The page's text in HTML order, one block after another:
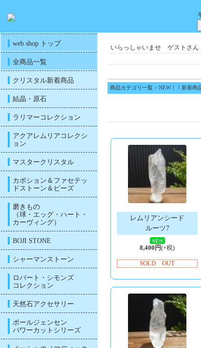
web shop トップ
全商品一覧
クリスタル新着商品
結晶・原石
ラリマーコレクション
アクアレムリアコレクシ
ョン
マスタークリスタル
カボション＆ファセテッ
ドストーン＆ビーズ
磨きもの
（球・エッグ・ハート・
カーヴィング）
BOJI STONE
シャーマンストーン
ロバート・シモンズ
コレクション
天然石アクセサリー
ポールジェンセン
パワーカットシリーズ
いらっしゃいませ ゲストさん
商品カテゴリ一覧 > NEW！！新着
レムリアンシード
ルーツ7
8,400円(+税)
SOLD OUT